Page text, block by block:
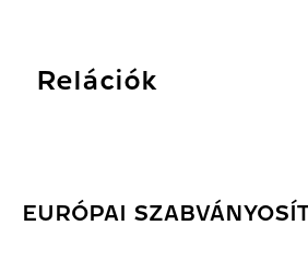
Relációk
EURÓPAI